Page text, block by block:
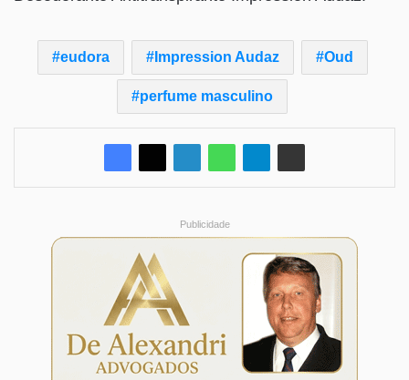
eudora Impression Audaz Oud
perfume masculino
Publicidade